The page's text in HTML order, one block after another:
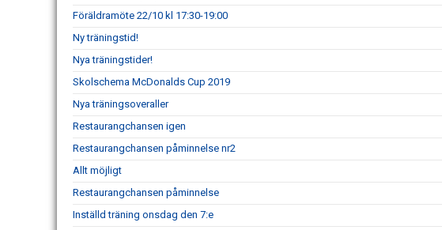
Föräldramöte 22/10 kl 17:30-19:00
Ny träningstid!
Nya träningstider!
Skolschema McDonalds Cup 2019
Nya träningsoveraller
Restaurangchansen igen
Restaurangchansen påminnelse nr2
Allt möjligt
Restaurangchansen påminnelse
Inställd träning onsdag den 7:e